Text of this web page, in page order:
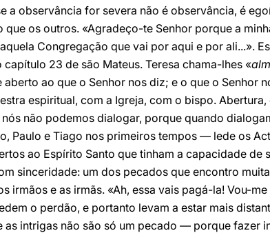
a observância for severa não é observância, é
os outros. «Agradeço-te Senhor porque a
Congregação que vai por aqui e por ali...».
23 de são Mateus. Teresa chama-lhes «
ao que o Senhor nos diz; e o que o Senhor
espiritual, com a Igreja, com o bispo.
não podemos dialogar, porque quando
Paulo e Tiago nos primeiros tempos — lede os
ao Espírito Santo que tinham a capacidade de
sinceridade: um dos pecados que encontro
e as irmãs. «Ah, essa vais pagá-la! Vou-me
o perdão, e portanto levam a estar mais
intrigas não são só um pecado — porque fazer